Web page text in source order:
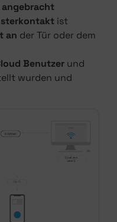
angebracht
ist
an der Tür oder dem
Benutzer und
wurden und